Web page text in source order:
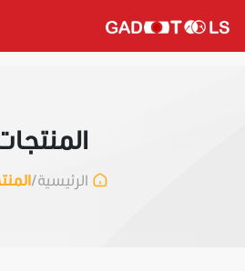
الرئيسية/